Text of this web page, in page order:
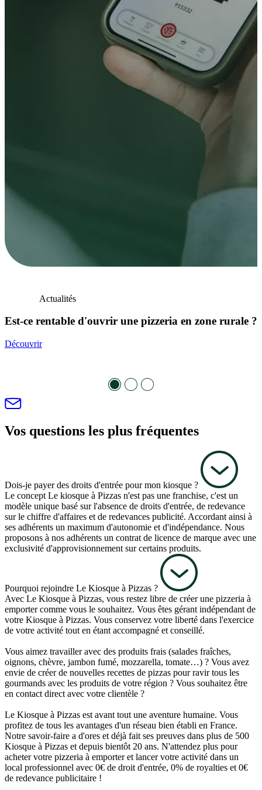
Actualités
Est-ce rentable d'ouvrir une pizzeria en zone rurale ?
Découvrir
Vos questions les plus fréquentes
Dois-je payer des droits d'entrée pour mon kiosque ?
Le concept Le kiosque à Pizzas n'est pas une franchise, c'est un
modèle unique basé sur l'absence de droits d'entrée, de redevance
sur le chiffre d'affaires et de redevances publicité. Accordant ainsi à
ses adhérents un maximum d'autonomie et d'indépendance. Nous
proposons à nos adhérents un contrat de licence de marque avec une
exclusivité d'approvisionnement sur certains produits.
Pourquoi rejoindre Le Kiosque à Pizzas ?
Avec Le Kiosque à Pizzas, vous restez libre de créer une pizzeria à
emporter comme vous le souhaitez. Vous êtes gérant indépendant de
votre Kiosque à Pizzas. Vous conservez votre liberté dans l'exercice
de votre activité tout en étant accompagné et conseillé.
Vous aimez travailler avec des produits frais (salades fraîches,
oignons, chèvre, jambon fumé, mozzarella, tomate…) ? Vous avez
envie de créer de nouvelles recettes de pizzas pour ravir tous les
gourmands avec les produits de votre région ? Vous souhaitez être
en contact direct avec votre clientèle ?
Le Kiosque à Pizzas est avant tout une aventure humaine. Vous
profitez de tous les avantages d'un réseau bien établi en France.
Notre savoir-faire a d'ores et déjà fait ses preuves dans plus de 500
Kiosque à Pizzas et depuis bientôt 20 ans. N'attendez plus pour
acheter votre pizzeria à emporter et lancer votre activité dans un
local professionnel avec 0€ de droit d'entrée, 0% de royalties et 0€
de redevance publicitaire !